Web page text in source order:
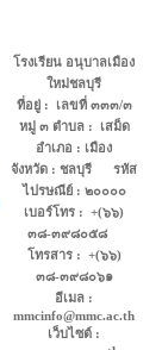
โรงเรียน อนุบาลเมือง
ใหม่ชลบุรี
ที่อยู่ : เลขที่ ๓๓๓/๓
หมู่ ๓ ตำบล : เสม็ด
อำเภอ : เมือง
จังหวัด : ชลบุรี รหัส
ไปรษณีย์ : ๒๐๐๐๐
เบอร์โทร : +(๖๖)
๓๘-๓๙๘๐๕๘
โทรสาร : +(๖๖)
๓๘-๓๙๘๐๖๑
อีเมล :
mmcinfo@mmc.ac.th
เว็บไซต์ :